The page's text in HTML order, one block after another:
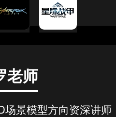
老师
场景模型方向资深讲